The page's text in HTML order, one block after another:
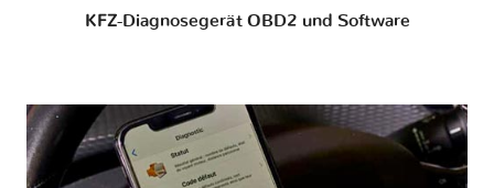
KFZ-Diagnosegerät OBD2 und Software